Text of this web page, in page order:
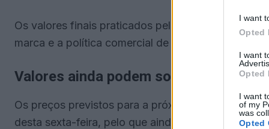
I want
Opted
I want
Opted
I want
of my
was
Opted
Os valores finais praticados pelos operadores
marca e a política comercial de cada posto de
Valores ainda podem sofrer ajustes
Os preços previstos para a próxima semana
desta sexta-feira, pelo que ainda poderão ocorrer